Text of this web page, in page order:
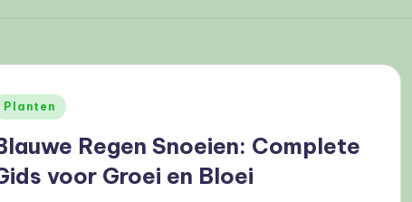
Planten
Regen Snoeien: Complete
voor Groei en Bloei